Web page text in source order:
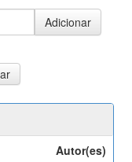
Autor(es)